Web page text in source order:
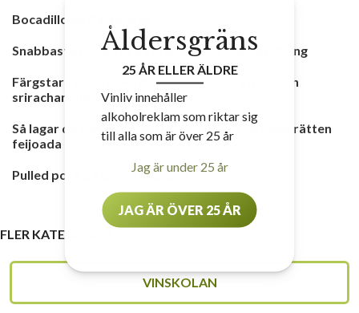
Bocadillo de Calamares
Snabbaste receptet på crêpes med svampfyllning
Färgstark poké bowl med limemarinerad lax och
srirachamajonnäs
Så lagar du den underbara brasilianska nationalrätten
feijoada
Pulled pork på godaste grisen
FLER KATEGORIER
VINSKOLAN
Åldersgräns
25 ÅR ELLER ÄLDRE
Vinliv innehåller
alkoholreklam som riktar sig
till alla som är över 25 år
Jag är under 25 år
JAG ÄR ÖVER 25 ÅR